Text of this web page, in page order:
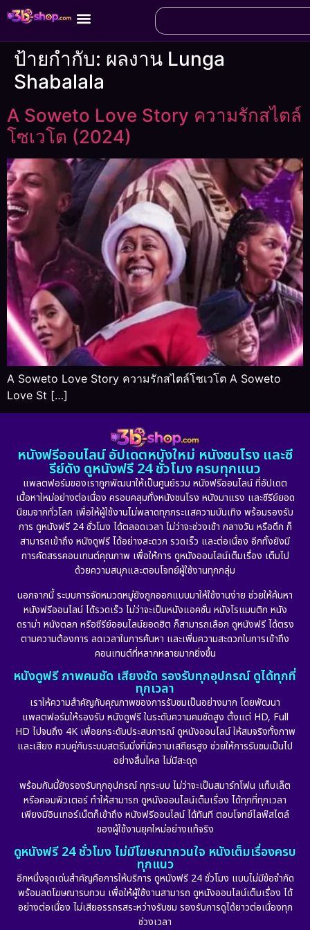
ป้ายกำกับ: ผลงาน Lunga
Shabalala
A Soweto Love Story ความรักสไตล์
โซเวโต (2024)
A Soweto Love Story ความรักสไตล์โซเวโต A Soweto
Love St […]
หนังฟรีออนไลน์ อัปเดตหนังใหม่ หนังชนโรง และซี
รีย์ดัง ดูหนังฟรี 24 ชั่วโมง ครบทุกแนว
แพลตฟอร์มของเราถูกพัฒนาให้เป็นศูนย์รวม หนังฟรีออนไลน์ ที่อัปเดต
เนื้อหาใหม่อย่างต่อเนื่อง ครอบคลุมทั้งหนังชนโรง หนังมาแรง และซีรีย์ยอด
นิยมจากทั่วโลก เพื่อให้ผู้ใช้งานไม่พลาดทุกกระแสความบันเทิง พร้อมรองรับ
การ ดูหนังฟรี 24 ชั่วโมง ได้ตลอดเวลา ไม่ว่าจะช่วงเช้า กลางวัน หรือดึก ก็
สามารถเข้าถึง หนังดูฟรี ได้อย่างสะดวก รวดเร็ว และต่อเนื่อง อีกทั้งยังมี
การคัดสรรคอนเทนต์คุณภาพ เพื่อให้การ ดูหนังออนไลน์เต็มเรื่อง เต็มไป
ด้วยความสนุกและตอบโจทย์ผู้ใช้งานทุกกลุ่ม
นอกจากนี้ ระบบการจัดหมวดหมู่ยังถูกออกแบบมาให้ใช้งานง่าย ช่วยให้ค้นหา
หนังฟรีออนไลน์ ได้รวดเร็ว ไม่ว่าจะเป็นหนังแอคชั่น หนังโรแมนติก หนัง
ดราม่า หนังตลก หรือซีรีย์ออนไลน์ยอดฮิต ก็สามารถเลือก ดูหนังฟรี ได้ตรง
ตามความต้องการ ลดเวลาในการค้นหา และเพิ่มความสะดวกในการเข้าถึง
คอนเทนต์ที่หลากหลายมากยิ่งขึ้น
หนังดูฟรี ภาพคมชัด เสียงชัด รองรับทุกอุปกรณ์ ดูได้ทุกที่
ทุกเวลา
เราให้ความสำคัญกับคุณภาพของการรับชมเป็นอย่างมาก โดยพัฒนา
แพลตฟอร์มให้รองรับ หนังดูฟรี ในระดับความคมชัดสูง ตั้งแต่ HD, Full
HD ไปจนถึง 4K เพื่อยกระดับประสบการณ์ ดูหนังออนไลน์ ให้สมจริงทั้งภาพ
และเสียง ควบคู่กับระบบสตรีมมิ่งที่มีความเสถียรสูง ช่วยให้การรับชมเป็นไป
อย่างลื่นไหล ไม่มีสะดุด
พร้อมกันนี้ยังรองรับทุกอุปกรณ์ ทุกระบบ ไม่ว่าจะเป็นสมาร์ทโฟน แท็บเล็ต
หรือคอมพิวเตอร์ ทำให้สามารถ ดูหนังออนไลน์เต็มเรื่อง ได้ทุกที่ทุกเวลา
เพียงมีอินเทอร์เน็ตก็เข้าถึง หนังฟรีออนไลน์ ได้ทันที ตอบโจทย์ไลฟ์สไตล์
ของผู้ใช้งานยุคใหม่อย่างแท้จริง
ดูหนังฟรี 24 ชั่วโมง ไม่มีโฆษณากวนใจ หนังเต็มเรื่องครบ
ทุกแนว
อีกหนึ่งจุดเด่นสำคัญคือการให้บริการ ดูหนังฟรี 24 ชั่วโมง แบบไม่มีข้อจำกัด
พร้อมลดโฆษณารบกวน เพื่อให้ผู้ใช้งานสามารถ ดูหนังออนไลน์เต็มเรื่อง ได้
อย่างต่อเนื่อง ไม่เสียอรรถรสระหว่างรับชม รองรับการดูได้ยาวต่อเนื่องทุก
ช่วงเวลา